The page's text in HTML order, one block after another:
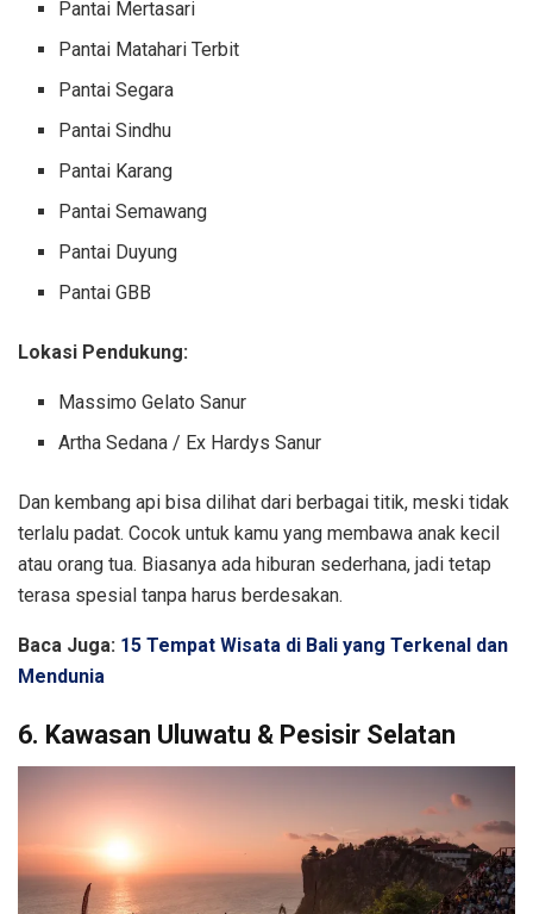
Pantai Mertasari
Pantai Matahari Terbit
Pantai Segara
Pantai Sindhu
Pantai Karang
Pantai Semawang
Pantai Duyung
Pantai GBB
Lokasi Pendukung:
Massimo Gelato Sanur
Artha Sedana / Ex Hardys Sanur
Dan kembang api bisa dilihat dari berbagai titik, meski tidak
terlalu padat. Cocok untuk kamu yang membawa anak kecil
atau orang tua. Biasanya ada hiburan sederhana, jadi tetap
terasa spesial tanpa harus berdesakan.
Baca Juga: 15 Tempat Wisata di Bali yang Terkenal dan
Mendunia
6. Kawasan Uluwatu & Pesisir Selatan